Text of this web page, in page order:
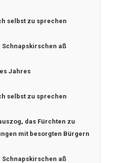
selbst zu sprechen
aß
Jahres
selbst zu sprechen
das Fürchten zu
mit besorgten Bürgern
aß